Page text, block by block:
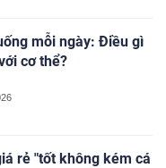
mỗi ngày: Điều gì
cơ thể?
rẻ "tốt không kém cá